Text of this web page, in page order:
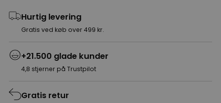
Hurtig levering
Gratis ved køb over 499 kr.
+21.500 glade kunder
4,8 stjerner på Trustpilot
Gratis retur